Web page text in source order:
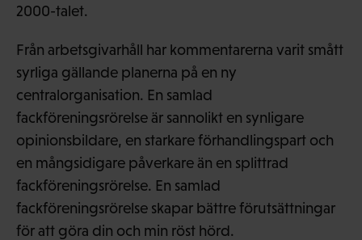
2000-talet.
Från arbetsgivarhåll har kommentarerna varit smått
syrliga gällande planerna på en ny
centralorganisation. En samlad
fackföreningsrörelse är sannolikt en synligare
opinionsbildare, en starkare förhandlingspart och
en mångsidigare påverkare än en splittrad
fackföreningsrörelse. En samlad
fackföreningsrörelse skapar bättre förutsättningar
för att göra din och min röst hörd.